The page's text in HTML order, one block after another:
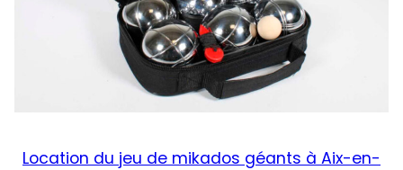
Location du jeu de mikados géants à Aix-en-